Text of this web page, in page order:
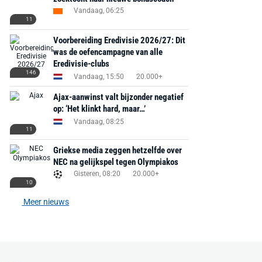
11
Vandaag, 06:25
146
Voorbereiding Eredivisie 2026/27: Dit
was de oefencampagne van alle
Eredivisie-clubs
Vandaag, 15:50 20.000+
11
Ajax-aanwinst valt bijzonder negatief
op: ‘Het klinkt hard, maar…’
Vandaag, 08:25
10
Griekse media zeggen hetzelfde over
NEC na gelijkspel tegen Olympiakos
Gisteren, 08:20 20.000+
Meer nieuws